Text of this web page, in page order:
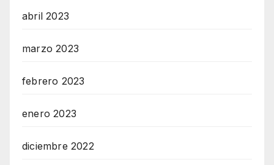
abril 2023
marzo 2023
febrero 2023
enero 2023
diciembre 2022